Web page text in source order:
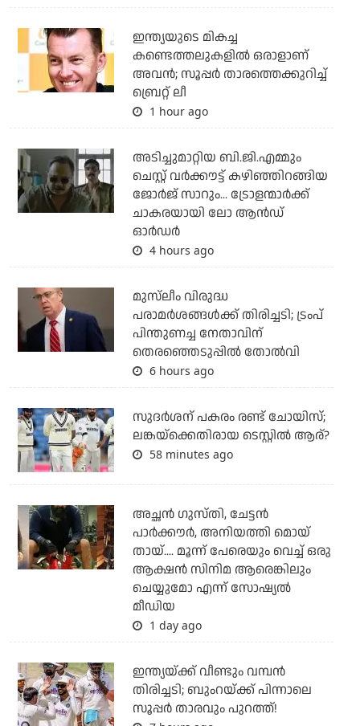
ഇന്ത്യയുടെ മികച്ച
കണ്ടെത്തലുകളില്‍ ഒരാളാണ്
അവന്‍; സൂപ്പര്‍ താരത്തെക്കുറിച്ച്
ബ്രെറ്റ് ലീ
1 hour ago
അടിച്ചുമാറ്റിയ ബി.ജി.എമ്മും
ചെസ്റ്റ് വര്‍ക്കൗട്ട് കഴിഞ്ഞിറങ്ങിയ
ജോര്‍ജ് സാറും... ട്രോളന്മാര്‍ക്ക്
ചാകരയായി ലോ ആന്‍ഡ്
ഓര്‍ഡര്‍
4 hours ago
മുസ്‌ലീം വിരുദ്ധ
പരാമര്‍ശങ്ങള്‍ക്ക് തിരിച്ചടി; ട്രംപ്
പിന്തുണച്ച നേതാവിന്
തെരഞ്ഞെടുപ്പില്‍ തോല്‍വി
6 hours ago
സുദര്‍ശന് പകരം രണ്ട് ചോയിസ്;
ലങ്കയ്‌ക്കെതിരായ ടെസ്റ്റില്‍ ആര്?
58 minutes ago
അച്ഛന്‍ ഗുസ്തി, ചേട്ടന്‍
പാര്‍ക്കൗര്‍, അനിയത്തി മൊയ്
തായ്.... മൂന്ന് പേരെയും വെച്ച് ഒരു
ആക്ഷന്‍ സിനിമ ആരെങ്കിലും
ചെയ്യുമോ എന്ന് സോഷ്യല്‍
മീഡിയ
1 day ago
ഇന്ത്യയ്ക്ക് വീണ്ടും വമ്പന്‍
തിരിച്ചടി; ബുംറയ്ക്ക് പിന്നാലെ
സൂപ്പര്‍ താരവും പുറത്ത്!